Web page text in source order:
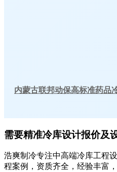
内蒙古联邦动保高标准药品
需要精准冷库设计报价及
浩爽制冷专注中高端冷库工程
程案例，资质齐全，经验丰富